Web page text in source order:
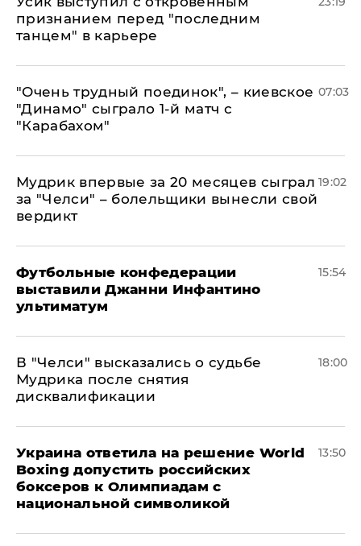
признанием перед "последним
танцем" в карьере
"Очень трудный поединок", – киевское
"Динамо" сыграло 1-й матч с
"Карабахом"
07:03
Мудрик впервые за 20 месяцев сыграл
за "Челси" – болельщики вынесли свой
вердикт
19:02
Футбольные конфедерации
выставили Джанни Инфантино
ультиматум
15:54
В "Челси" высказались о судьбе
Мудрика после снятия
дисквалификации
18:00
Украина ответила на решение World
Boxing допустить российских
боксеров к Олимпиадам с
национальной символикой
13:50